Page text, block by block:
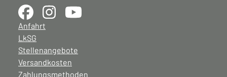
Anfahrt
LkSG
Stellenangebote
Versandkosten
Zahlungsmethoden